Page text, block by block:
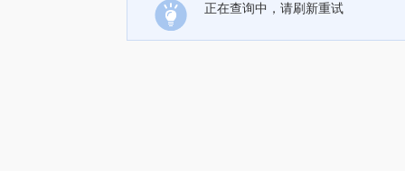
正在查询中，请刷新重试